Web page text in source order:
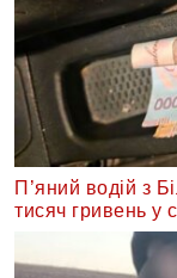
П’яний водій з
тисяч гривень у